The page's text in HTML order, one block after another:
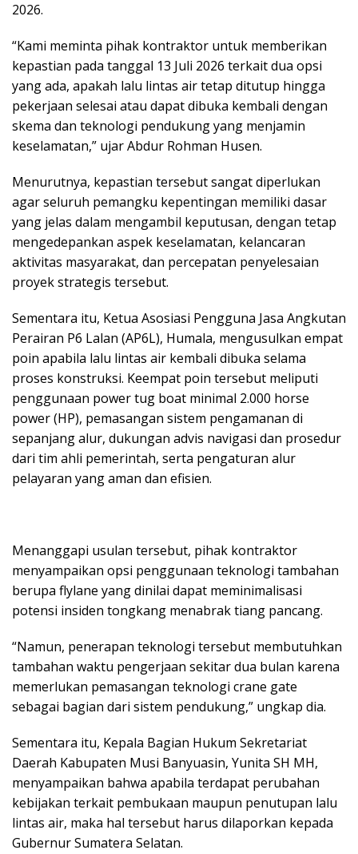
2026.
“Kami meminta pihak kontraktor untuk memberikan
kepastian pada tanggal 13 Juli 2026 terkait dua opsi
yang ada, apakah lalu lintas air tetap ditutup hingga
pekerjaan selesai atau dapat dibuka kembali dengan
skema dan teknologi pendukung yang menjamin
keselamatan,” ujar Abdur Rohman Husen.
Menurutnya, kepastian tersebut sangat diperlukan
agar seluruh pemangku kepentingan memiliki dasar
yang jelas dalam mengambil keputusan, dengan tetap
mengedepankan aspek keselamatan, kelancaran
aktivitas masyarakat, dan percepatan penyelesaian
proyek strategis tersebut.
Sementara itu, Ketua Asosiasi Pengguna Jasa Angkutan
Perairan P6 Lalan (AP6L), Humala, mengusulkan empat
poin apabila lalu lintas air kembali dibuka selama
proses konstruksi. Keempat poin tersebut meliputi
penggunaan power tug boat minimal 2.000 horse
power (HP), pemasangan sistem pengamanan di
sepanjang alur, dukungan advis navigasi dan prosedur
dari tim ahli pemerintah, serta pengaturan alur
pelayaran yang aman dan efisien.
Menanggapi usulan tersebut, pihak kontraktor
menyampaikan opsi penggunaan teknologi tambahan
berupa flylane yang dinilai dapat meminimalisasi
potensi insiden tongkang menabrak tiang pancang.
“Namun, penerapan teknologi tersebut membutuhkan
tambahan waktu pengerjaan sekitar dua bulan karena
memerlukan pemasangan teknologi crane gate
sebagai bagian dari sistem pendukung,” ungkap dia.
Sementara itu, Kepala Bagian Hukum Sekretariat
Daerah Kabupaten Musi Banyuasin, Yunita SH MH,
menyampaikan bahwa apabila terdapat perubahan
kebijakan terkait pembukaan maupun penutupan lalu
lintas air, maka hal tersebut harus dilaporkan kepada
Gubernur Sumatera Selatan.